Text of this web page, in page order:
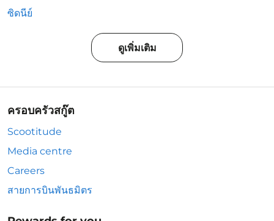
ซิดนีย์
ดูเพิ่มเติม
ครอบครัวสกู๊ต
Scootitude
Media centre
Careers
สายการบินพันธมิตร